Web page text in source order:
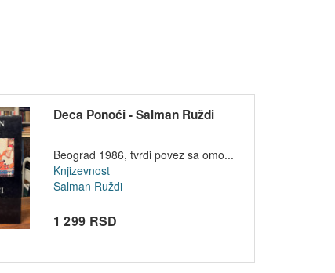
Deca Ponoći - Salman Ruždi
Beograd 1986, tvrdi povez sa omo...
Knjizevnost
Salman Ruždi
1 299 RSD